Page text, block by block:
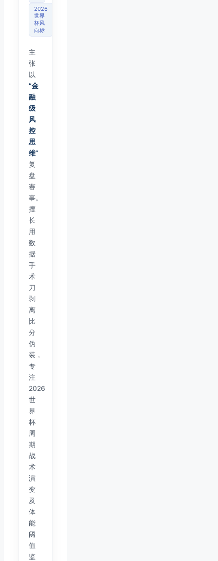
2026
世界
杯风
向标
主
张
以
“金
融
级
风
控
思
维”
复
盘
赛
事。
擅
长
用
数
据
手
术
刀
剥
离
比
分
伪
装，
专
注
2026
世
界
杯
周
期
战
术
演
变
及
体
能
阈
值
监